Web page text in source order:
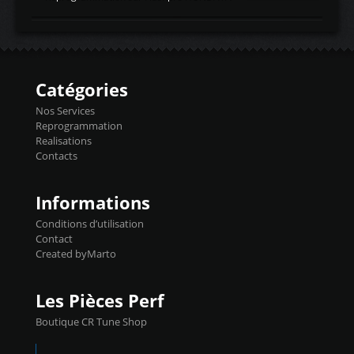
d'admissiontemp ex. pour atmo -30- 80°C
temperaturetemperature ldr moteurtemp
Injecteurs + Flashpro 1370€ TTC Le
précise et performante. Vous pourrez
basculer de la carto sans plomb à Ethanol à
l'aide du flashpro OPTION ECONOMIQUES
Reprog SP 98 sur le calculateur d'origine
450€ TTC Un gain d'environ 10cv et 15nm
Catégories
Nos Services
Reprogrammation
Realisations
Contacts
Informations
Conditions d’utilisation
Contact
Created byMarto
Les Pièces Perf
Boutique CR Tune Shop